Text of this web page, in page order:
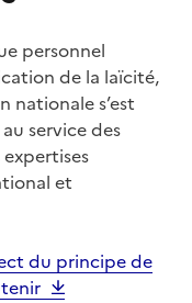
personnel
de la laïcité,
nationale s’est
service des
et
du principe de